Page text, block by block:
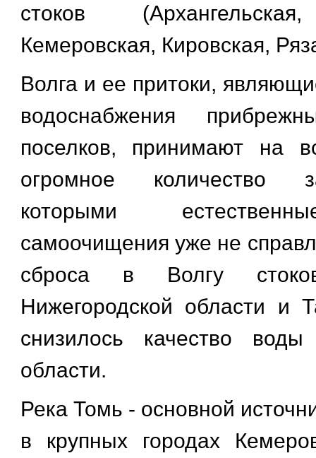
стоков
Кемеровская, Кировская,
Волга и ее притоки,
водоснабжения
поселков, принимают на
огромное количество
которыми
самоочищения уже не
сброса в Волгу
Нижегородской области и
снизилось качество
области.
Река Томь - основной
в крупных городах